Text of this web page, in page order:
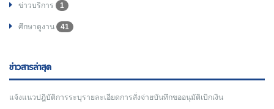
ข่าวบริการ 1
ศึกษาดูงาน 41
ข่าวสารล่าสุด
แจ้งแนวปฎิบัติการระบุรายละเอียดการสั่งจ่ายบันทึกขออนุมัติเบิกเงิน